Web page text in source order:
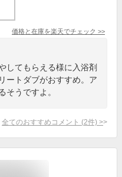
価格と在庫を楽天でチェック >>
してもらえる様に入浴剤
ートダブがおすすめ。ア
そうですよ。
全てのおすすめコメント (2件) >